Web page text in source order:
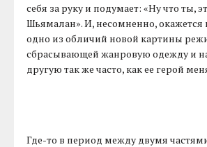
себя за руку и подумает: «Ну что ты,
Шьямалан». И, несомненно,
одно из обличий новой картины
сбрасывающей жанровую одежду и
другую так же часто, как ее герой
Где-то в период между двумя